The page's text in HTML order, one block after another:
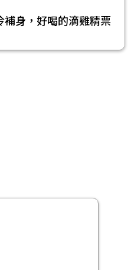
身，好喝的滴雞精票